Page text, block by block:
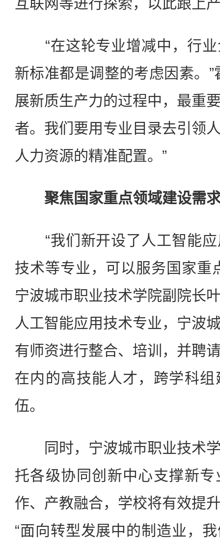
“在这轮专业增减中，行业
新标准都是调整的考虑因素。”
展新质生产力的过程中，最重
者。我们要用专业目录去引领
人力资源的精准配置。”
聚焦国家重点领域建设需
“我们新开设了人工智能应
技术等专业，可以服务国家重
宁波城市职业技术学院副院长
人工智能应用技术专业，宁波
有师资进行整合、培训，并聘
在内的高技能人才，跨学科
伍。
同时，宁波城市职业技术学
托各级协同创新中心支撑新
作、产教融合，学校将有效提
“面向转型发展中的制造业，